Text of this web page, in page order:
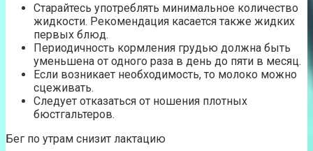
Старайтесь употреблять минимальное количество
жидкости. Рекомендация касается также жидких
первых блюд.
Периодичность кормления грудью должна быть
уменьшена от одного раза в день до пяти в месяц.
Если возникает необходимость, то молоко можно
сцеживать.
Следует отказаться от ношения плотных
бюстгальтеров.
Бег по утрам снизит лактацию